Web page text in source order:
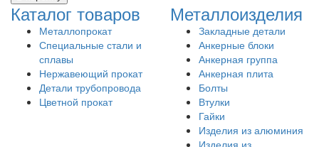
Каталог товаров
Металлопрокат
Специальные стали и
сплавы
Нержавеющий прокат
Детали трубопровода
Цветной прокат
Металлоизделия
Закладные детали
Анкерные блоки
Анкерная группа
Анкерная плита
Болты
Втулки
Гайки
Изделия из алюминия